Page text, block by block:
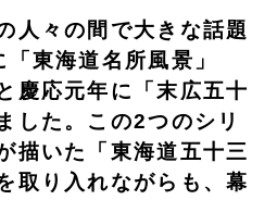
人々の間で大きな話題
東海道名所風景」
慶応元年に「末広五十
した。この2つのシリ
描いた「東海道五十三
取り入れながらも、幕